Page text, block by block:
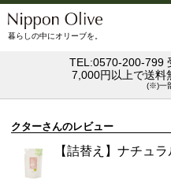
暮らしの中にオリーブを。
TEL:0570-200-799
7,000円以上で送料
(※)一
クターさんのレビュー
【詰替え】ナチュ